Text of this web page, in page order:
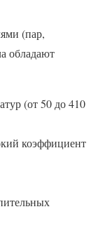
(пар,
обладают
(от 50 до 410
коэффициент